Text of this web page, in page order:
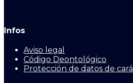
Infos
Aviso legal
Código Deontológico
Protección de datos de